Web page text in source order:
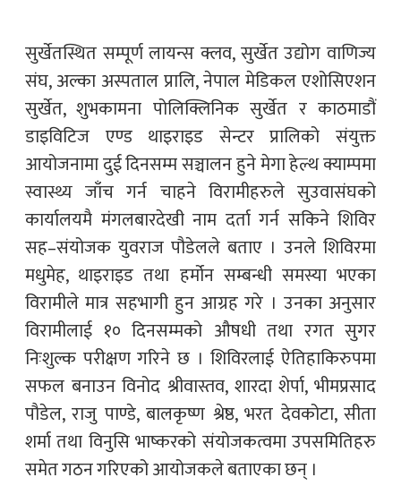
सुर्खेतस्थित सम्पूर्ण लायन्स क्लव, सुर्खेत उद्योग वाणिज्य
संघ, अल्का अस्पताल प्रालि, नेपाल मेडिकल एशोसिएशन
सुर्खेत, शुभकामना पोलिक्लिनिक सुर्खेत र काठमाडौं
डाइविटिज एण्ड थाइराइड सेन्टर प्रालिको संयुक्त
आयोजनामा दुई दिनसम्म सञ्चालन हुने मेगा हेल्थ क्याम्पमा
स्वास्थ्य जाँच गर्न चाहने विरामीहरुले सुउवासंघको
कार्यालयमै मंगलबारदेखी नाम दर्ता गर्न सकिने शिविर
सह–संयोजक युवराज पौडेलले बताए । उनले शिविरमा
मधुमेह, थाइराइड तथा हर्मोन सम्बन्धी समस्या भएका
विरामीले मात्र सहभागी हुन आग्रह गरे । उनका अनुसार
विरामीलाई १० दिनसम्मको औषधी तथा रगत सुगर
निःशुल्क परीक्षण गरिने छ । शिविरलाई ऐतिहाकिरुपमा
सफल बनाउन विनोद श्रीवास्तव, शारदा शेर्पा, भीमप्रसाद
पौडेल, राजु पाण्डे, बालकृष्ण श्रेष्ठ, भरत देवकोटा, सीता
शर्मा तथा विनुसि भाष्करको संयोजकत्वमा उपसमितिहरु
समेत गठन गरिएको आयोजकले बताएका छन् ।